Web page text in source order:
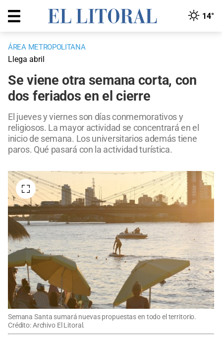
14°
ÁREA METROPOLITANA
Llega abril
Se viene otra semana corta, con
dos feriados en el cierre
El jueves y viernes son días conmemorativos y
religiosos. La mayor actividad se concentrará en el
inicio de semana. Los universitarios además tiene
paros. Qué pasará con la actividad turística.
Semana Santa sumará nuevas propuestas en todo el territorio.
Crédito: Archivo El Litoral.